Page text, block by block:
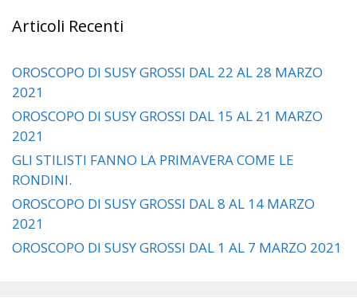
Articoli Recenti
OROSCOPO DI SUSY GROSSI DAL 22 AL 28 MARZO
2021
OROSCOPO DI SUSY GROSSI DAL 15 AL 21 MARZO
2021
GLI STILISTI FANNO LA PRIMAVERA COME LE
RONDINI.
OROSCOPO DI SUSY GROSSI DAL 8 AL 14 MARZO
2021
OROSCOPO DI SUSY GROSSI DAL 1 AL 7 MARZO 2021